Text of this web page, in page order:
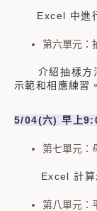
Excel 中進行
第六單元：
介紹抽樣方法
示範和相應練習。
5/04(六)早上
第七單元：
Excel 計算示
第八單元：